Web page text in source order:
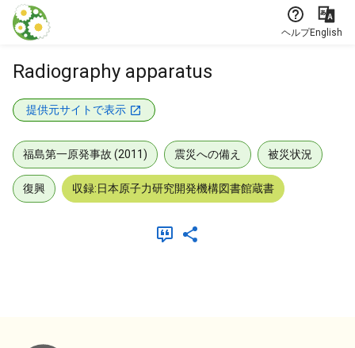
本文に飛ぶ
ヘルプEnglish
Radiography apparatus
提供元サイトで表示
福島第一原発事故 (2011) 震災への備え 被災状況
復興 収録:日本原子力研究開発機構図書館蔵書